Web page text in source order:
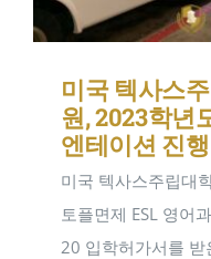
미국 텍사스
원, 2023학년
엔테이션 진행
미국 텍사스주립대
토플면제 ESL 영어
20 입학허가서를